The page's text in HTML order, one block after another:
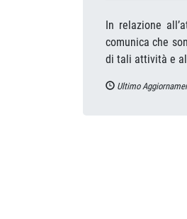
In relazione
comunica che
di tali attività e
Ultimo